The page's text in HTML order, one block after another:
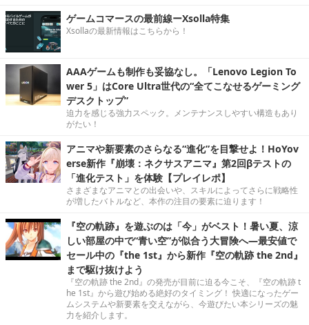
ゲームコマースの最前線ーXsolla特集
Xsollaの最新情報はこちらから！
AAAゲームも制作も妥協なし。「Lenovo Legion To
wer 5」はCore Ultra世代の“全てこなせるゲーミング
デスクトップ”
迫力を感じる強力スペック。メンテナンスしやすい構造もあり
がたい！
アニマや新要素のさらなる“進化”を目撃せよ！HoYov
erse新作『崩壊：ネクサスアニマ』第2回βテストの
「進化テスト」を体験【プレイレポ】
さまざまなアニマとの出会いや、スキルによってさらに戦略性
が増したバトルなど、本作の注目の要素に迫ります！
『空の軌跡』を遊ぶのは「今」がベスト！暑い夏、涼
しい部屋の中で“青い空”が似合う大冒険へ―最安値で
セール中の『the 1st』から新作『空の軌跡 the 2nd』
まで駆け抜けよう
『空の軌跡 the 2nd』の発売が目前に迫る今こそ、『空の軌跡 t
he 1st』から遊び始める絶好のタイミング！ 快適になったゲー
ムシステムや新要素を交えながら、今遊びたい本シリーズの魅
力を紹介します。